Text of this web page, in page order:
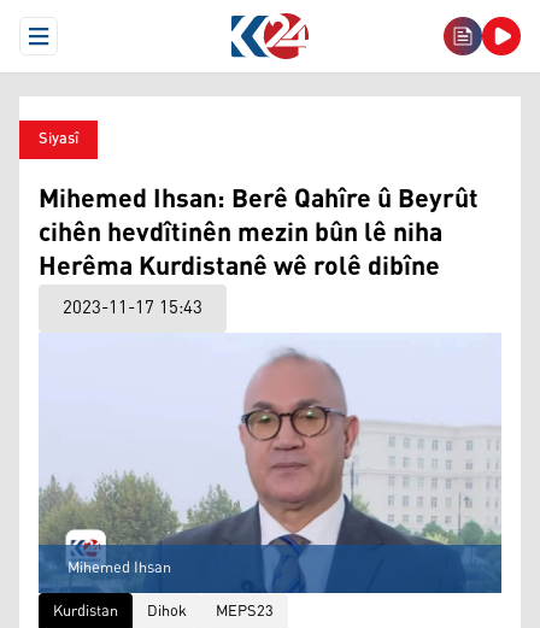
Open Menu
Siyasî
Mihemed Ihsan: Berê Qahîre û Beyrût
cihên hevdîtinên mezin bûn lê niha
Herêma Kurdistanê wê rolê dibîne
2023-11-17 15:43
Mihemed Ihsan
Kurdistan
Dihok MEPS23